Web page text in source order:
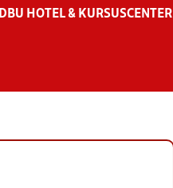
DBU HOTEL & KURSUSCENTER